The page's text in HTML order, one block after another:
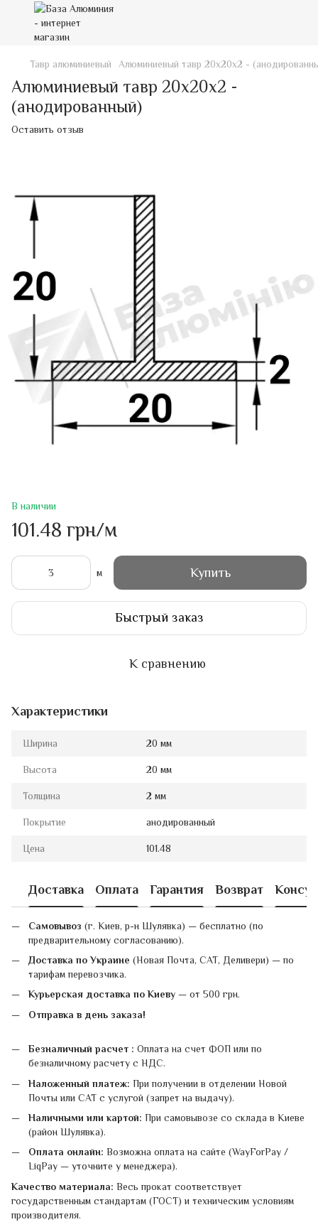
Тавр алюминиевый Алюминиевый тавр 20х20х2 -
Алюминиевый тавр 20х20х2 -
(анодированный)
Оставить отзыв
В наличии
101.48 грн/м
м Купить
Быстрый заказ
К сравнению
Характеристики
Ширина 20 мм
Высота 20 мм
Толщина 2 мм
Покрытие анодированный
Цена 101.48
Доставка Оплата Гарантия Возврат
Самовывоз (г. Киев, р-н Шулявка) — бесплатно (по
предварительному согласованию).
Доставка по Украине (Новая Почта, САТ, Деливери) — по
тарифам перевозчика.
Курьерская доставка по Киеву — от 500 грн.
Отправка в день заказа!
Безналичный расчет : Оплата на счет ФОП или по
безналичному расчету с НДС.
Наложенный платеж: При получении в отделении Новой
Почты или САТ с услугой (запрет на выдачу).
Наличными или картой: При самовывозе со склада в Киеве
(район Шулявка).
Оплата онлайн: Возможна оплата на сайте (WayForPay /
LiqPay — уточните у менеджера).
Качество материала: Весь прокат соответствует
государственным стандартам (ГОСТ) и техническим условиям
производителя.